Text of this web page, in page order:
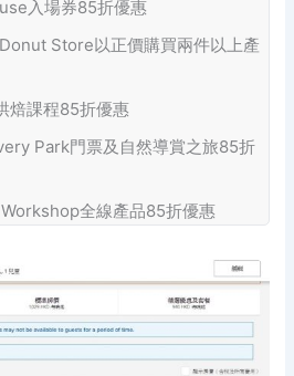
入場券85折優惠
Store以正價購買兩件以上產
焙課程85折優惠
Park門票及自然導賞之旅85折
全線產品85折優惠